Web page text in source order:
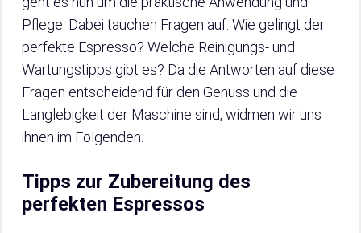
Pflege. Dabei tauchen Fragen auf: Wie gelingt der
perfekte Espresso? Welche Reinigungs- und
Wartungstipps gibt es? Da die Antworten auf diese
Fragen entscheidend für den Genuss und die
Langlebigkeit der Maschine sind, widmen wir uns
ihnen im Folgenden.
Tipps zur Zubereitung des
perfekten Espressos